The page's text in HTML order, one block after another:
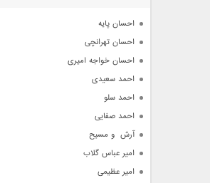
احسان پایه
احسان تهرانچی
احسان خواجه امیری
احمد سعیدی
احمد سلو
احمد صفایی
آرش  و مسیح
امیر عباس گلاب
امیر عظیمی